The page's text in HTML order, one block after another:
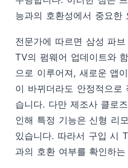
능과의 호환성에서 중요한
전문가에 따르면 삼성 파
TV의 펌웨어 업데이트와
으로 이루어져, 새로운 앱
이 바뀌더라도 안정적으로
습니다. 다만 제조사 클로
인해 특정 기능은 신형 리
있습니다. 따라서 구입 시
과의 호환 여부를 확인하